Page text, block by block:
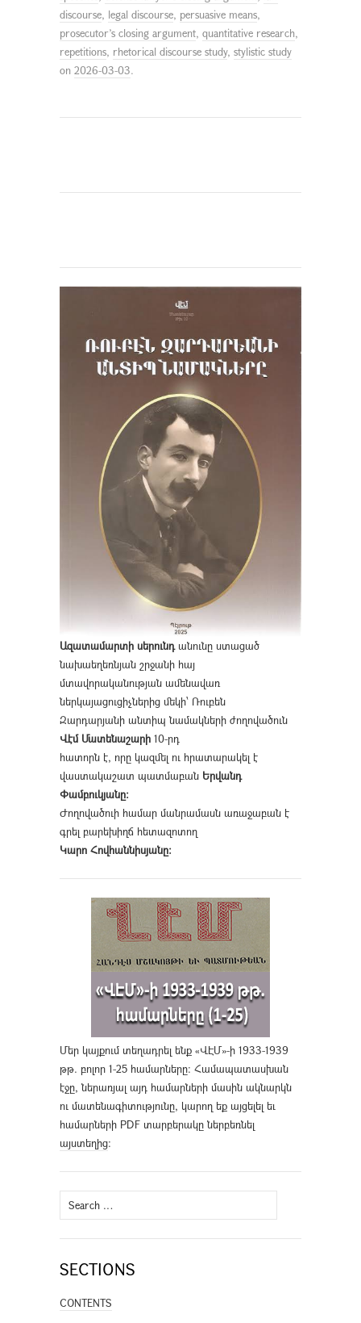
discourse, legal discourse, persuasive means,
prosecutor’s closing argument, quantitative research,
repetitions, rhetorical discourse study, stylistic study
on 2026-03-03.
Ազատամարտի սերունդանունը ստացած
նախաեղեռնյան շրջանի հայ
մտավորականության ամենավառ
ներկայացուցիչներից մեկի՝ Ռուբեն
Զարդարյանի անտիպ նամակների ժողովածուն
Վէմ Մատենաշարի 10-րդ
հատորն է, որը կազմել ու հրատարակել է
վաստակաշատ պատմաբան Երվանդ
Փամբուկյանը։
Ժողովածուի համար մանրամասն առաջաբան է
գրել բարեխիղճ հետազոտող
Կարո Հովհաննիսյանը։
Մեր կայքում տեղադրել ենք «ՎԷՄ»-ի 1933-1939
թթ. բոլոր 1-25 համարները։ Համապատասխան
էջը, ներառյալ այդ համարների մասին ակնարկն
ու մատենագիտությունը, կարող եք այցելել եւ
համարների PDF տարբերակը ներբեռնել
այստեղից։
Search
for:
SECTIONS
CONTENTS